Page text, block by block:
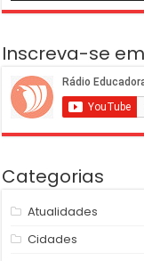
Inscreva-se
Categorias
Atualidades
Cidades